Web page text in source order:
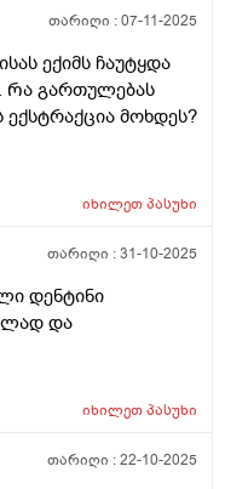
თარიღი :07-11-2025
ექიმს ჩაუტყდა
Რა გართულებას
მოხდეს?
იხილეთპასუხი
თარიღი :31-10-2025
დენტინი
და
იხილეთპასუხი
თარიღი :22-10-2025